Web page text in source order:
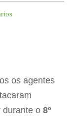
os agentes
durante o8º